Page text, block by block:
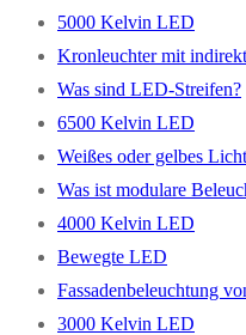
5000 Kelvin LED
Kronleuchter mit
Was sind LED-Streifen?
6500 Kelvin LED
Weißes oder gelbes
Was ist modulare
4000 Kelvin LED
Bewegte LED
Fassadenbeleuchtung
3000 Kelvin LED